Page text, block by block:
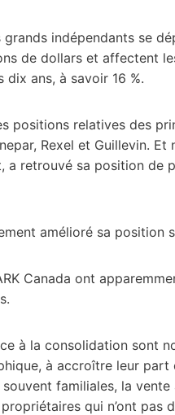
indépendants se
de dollars et affectent
ans, à savoir 16 %.
positions relatives des
Rexel et Guillevin.
a retrouvé sa position de
amélioré sa position
Canada ont
à la consolidation sont
à accroître leur
familiales, la
qui n’ont pas